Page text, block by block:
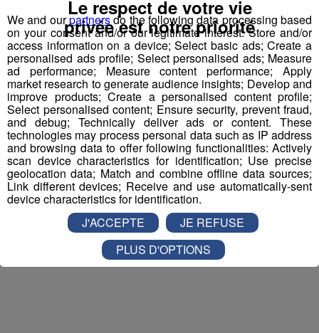
Pour cette semaine on vous offre vos entrées pour vous
et la personne de votre choix pourWALIBI RHONE
ALPES!
Nathan est allé tester pour vousVerticalp Émosson,
dans la Vallée du Trient:
We and ourpartnersdo the following data processing based
on your consent and/or our legitimate interest: Store and/or
access information on a device; Select basic ads; Create a
personalised ads profile; Select personalised ads; Measure
ad performance; Measure content performance; Apply
market research to generate audience insights; Develop and
improve products; Create a personalised content profile;
Select personalised content; Ensure security, prevent fraud,
and debug; Technically deliver ads or content. These
technologies may process personal data such as IP address
and browsing data to offer following functionalities: Actively
scan device characteristics for identification; Use precise
geolocation data; Match and combine offline data sources;
Link different devices; Receive and use automatically-sent
device characteristics for identification.
Le respect de votre vie
privée est notre priorité
J'ACCEPTE
JE REFUSE
PLUS D'OPTIONS